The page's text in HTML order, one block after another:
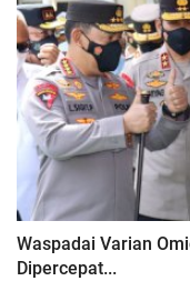
Waspadai Varian
Dipercepat...